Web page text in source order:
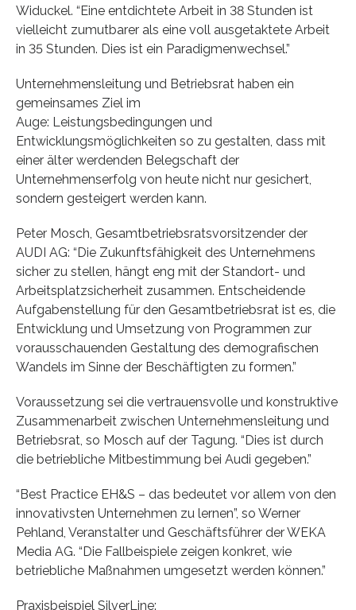
Widuckel. “Eine entdichtete Arbeit in 38 Stunden ist
vielleicht zumutbarer als eine voll ausgetaktete Arbeit
in 35 Stunden. Dies ist ein Paradigmenwechsel.”
Unternehmensleitung und Betriebsrat haben ein
gemeinsames Ziel im
Auge: Leistungsbedingungen und
Entwicklungsmöglichkeiten so zu gestalten, dass mit
einer älter werdenden Belegschaft der
Unternehmenserfolg von heute nicht nur gesichert,
sondern gesteigert werden kann.
Peter Mosch, Gesamtbetriebsratsvorsitzender der
AUDI AG: “Die Zukunftsfähigkeit des Unternehmens
sicher zu stellen, hängt eng mit der Standort- und
Arbeitsplatzsicherheit zusammen. Entscheidende
Aufgabenstellung für den Gesamtbetriebsrat ist es, die
Entwicklung und Umsetzung von Programmen zur
vorausschauenden Gestaltung des demografischen
Wandels im Sinne der Beschäftigten zu formen.”
Voraussetzung sei die vertrauensvolle und konstruktive
Zusammenarbeit zwischen Unternehmensleitung und
Betriebsrat, so Mosch auf der Tagung. “Dies ist durch
die betriebliche Mitbestimmung bei Audi gegeben.”
“Best Practice EH&S – das bedeutet vor allem von den
innovativsten Unternehmen zu lernen”, so Werner
Pehland, Veranstalter und Geschäftsführer der WEKA
Media AG. “Die Fallbeispiele zeigen konkret, wie
betriebliche Maßnahmen umgesetzt werden können.”
Praxisbeispiel SilverLine: